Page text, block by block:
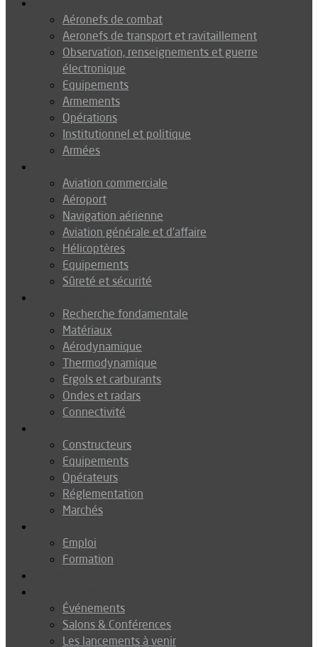
Aéronefs de combat
Aeronefs de transport et ravitaillement
Observation, renseignements et guerre
électronique
Equipements
Armements
Opérations
Institutionnel et politique
Armées
Aviation commerciale
Aéroport
Navigation aérienne
Aviation générale et d’affaire
Hélicoptères
Equipements
Sûreté et sécurité
Recherche fondamentale
Matériaux
Aérodynamique
Thermodynamique
Ergols et carburants
Ondes et radars
Connectivité
Constructeurs
Equipements
Opérateurs
Réglementation
Marchés
Emploi
Formation
Événements
Salons & Conférences
Les lancements à venir